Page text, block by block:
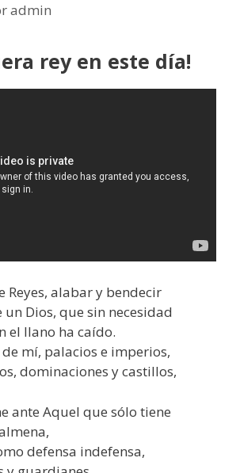
admin
rey en este día!
Reyes, alabar y bendecir
Dios, que sin necesidad
el llano ha caído.
mí, palacios e imperios,
dominaciones y castillos,
ante Aquel que sólo tiene
defensa indefensa,